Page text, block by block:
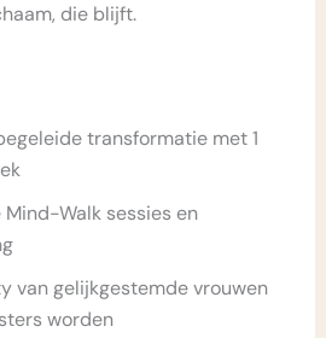
die blijft.
transformatie met 1
Mind-Walk sessies en
van gelijkgestemde vrouwen
worden